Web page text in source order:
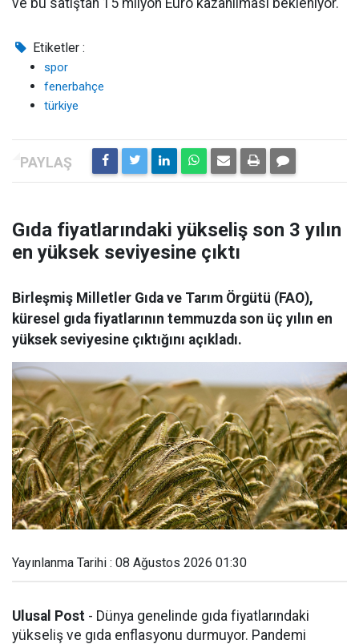
ve bu satıştan 15 milyon Euro kazanılması bekleniyor.
Etiketler :
spor
fenerbahçe
türkiye
Gıda fiyatlarındaki yükseliş son 3 yılın
en yüksek seviyesine çıktı
Birleşmiş Milletler Gıda ve Tarım Örgütü (FAO),
küresel gıda fiyatlarının temmuzda son üç yılın en
yüksek seviyesine çıktığını açıkladı.
Yayınlanma Tarihi : 08 Ağustos 2026 01:30
Ulusal Post - Dünya genelinde gıda fiyatlarındaki
yükseliş ve gıda enflasyonu durmuyor. Pandemi